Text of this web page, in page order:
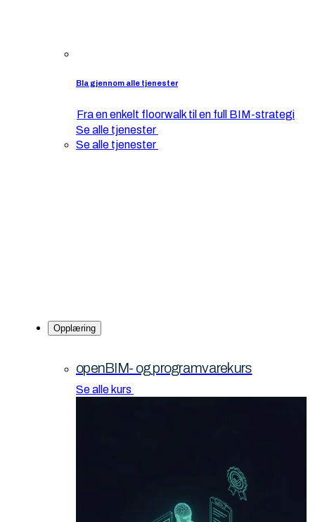
Bla gjennom alle tjenester
Fra en enkelt floorwalk til en full BIM-strategi
Se alle tjenester
Se alle tjenester
Opplæring
openBIM- og programvarekurs
Se alle kurs